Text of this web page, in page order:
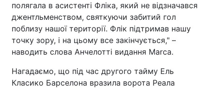
полягала в асистенті Фліка, який не відзначався
джентльменством, святкуючи забитий гол
поблизу нашої території. Флік підтримав нашу
точку зору, і на цьому все закінчується," –
наводить слова Анчелотті видання Marca.
Нагадаємо, що під час другого тайму Ель
Класико Барселона вразила ворота Реала